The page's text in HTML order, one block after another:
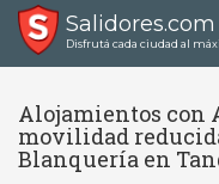
Salidores.com
Disfrutá cada ciudad al
Alojamientos con
movilidad
Blanquería en